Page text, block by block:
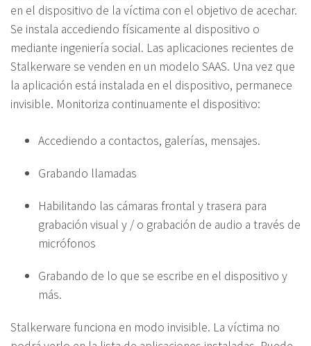
en el dispositivo de la víctima con el objetivo de acechar.
Se instala accediendo físicamente al dispositivo o
mediante ingeniería social. Las aplicaciones recientes de
Stalkerware se venden en un modelo SAAS. Una vez que
la aplicación está instalada en el dispositivo, permanece
invisible. Monitoriza continuamente el dispositivo:
Accediendo a contactos, galerías, mensajes.
Grabando llamadas
Habilitando las cámaras frontal y trasera para
grabación visual y / o grabación de audio a través de
micrófonos
Grabando de lo que se escribe en el dispositivo y
más.
Stalkerware funciona en modo invisible. La víctima no